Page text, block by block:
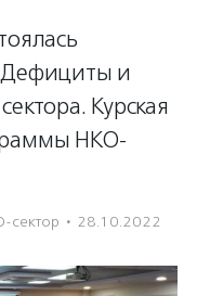
и
Курская
НКО-
сектор · 28.10.2022